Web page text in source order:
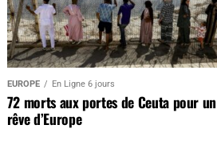
EUROPE En Ligne 6 jours
72 morts aux portes de Ceuta pour un
rêve d’Europe